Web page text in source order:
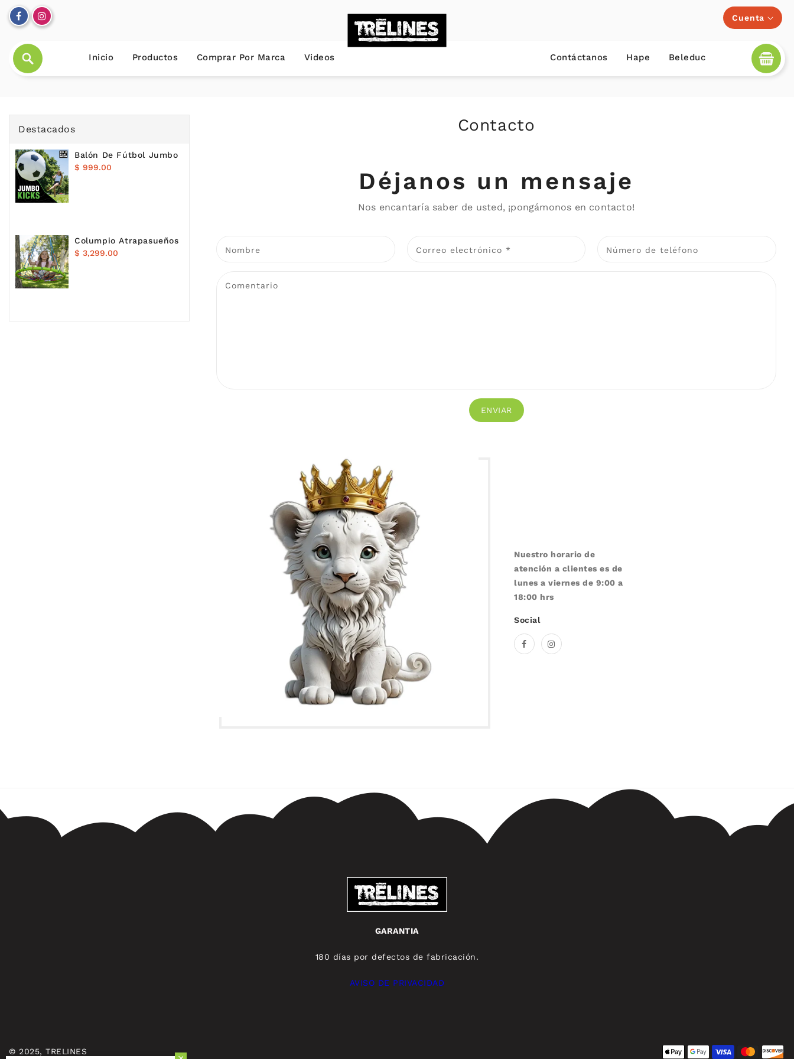
Cuenta
Inicio Productos Comprar Por Marca Videos Contáctanos Hape Beleduc
Destacados
Balón De Fútbol Jumbo
Precio
$ 999.00
Columpio Atrapasueños
Precio
$ 3,299.00
Contacto
Déjanos un mensaje
Nos encantaría saber de usted, ¡pongámonos en contacto!
Nombre Correo electrónico * Número de teléfono
Comentario
ENVIAR
Nuestro horario de
atención a clientes es de
lunes a viernes de 9:00 a
18:00 hrs
Social
GARANTIA
180 días por defectos de fabricación.
AVISO DE PRIVACIDAD
© 2025, TRELINES